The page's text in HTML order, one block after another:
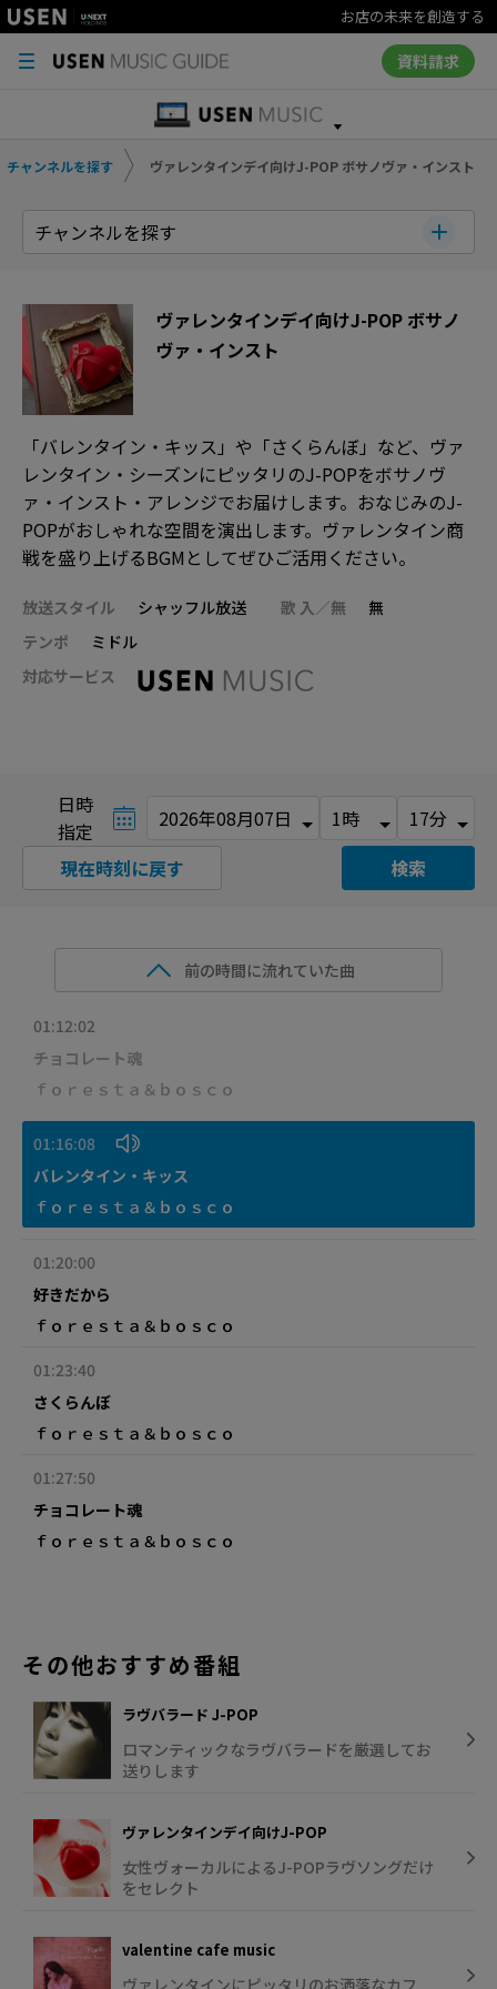
お店の未来を創造する
資料請求
チャンネルを探す ヴァレンタインデイ向けJ-POP ボサノヴァ・インスト
チャンネルを探す
ヴァレンタインデイ向けJ-POP ボサノ
ヴァ・インスト
「バレンタイン・キッス」や「さくらんぼ」など、ヴァ
レンタイン・シーズンにピッタリのJ-POPをボサノヴ
ァ・インスト・アレンジでお届けします。おなじみのJ-
POPがおしゃれな空間を演出します。ヴァレンタイン商
戦を盛り上げるBGMとしてぜひご活用ください。
放送スタイル シャッフル放送 歌 入／無
無
テンポ
ミドル
対応サービス
日時
指定
検索
現在時刻に戻す
前の時間に流れていた曲
01:12:02
チョコレート魂
ｆｏｒｅｓｔａ＆ｂｏｓｃｏ
01:16:08
バレンタイン・キッス
ｆｏｒｅｓｔａ＆ｂｏｓｃｏ
01:20:00
好きだから
ｆｏｒｅｓｔａ＆ｂｏｓｃｏ
01:23:40
さくらんぼ
ｆｏｒｅｓｔａ＆ｂｏｓｃｏ
01:27:50
チョコレート魂
ｆｏｒｅｓｔａ＆ｂｏｓｃｏ
その他おすすめ番組
ラヴバラード J-POP
ロマンティックなラヴバラードを厳選してお
送りします
ヴァレンタインデイ向けJ-POP
女性ヴォーカルによるJ-POPラヴソングだけ
をセレクト
valentine cafe music